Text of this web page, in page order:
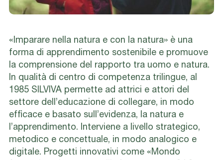
«Imparare nella natura e con la natura» è una
forma di apprendimento sostenibile e promuove
la comprensione del rapporto tra uomo e natura.
In qualità di centro di competenza trilingue, al
1985 SILVIVA permette ad attrici e attori del
settore dell’educazione di collegare, in modo
efficace e basato sull’evidenza, la natura e
l’apprendimento. Interviene a livello strategico,
metodico e concettuale, in modo analogico e
digitale. Progetti innovativi come «Mondo